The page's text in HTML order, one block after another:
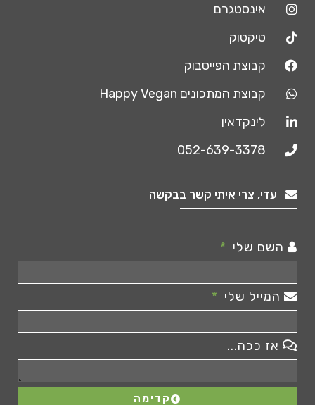
אינסטגרם
טיקטוק
קבוצת הפייסבוק
קבוצת המתכונים Happy Vegan
לינקדאין
052-639-3378
עדי, צרי איתי קשר בבקשה
השם שלי
המייל שלי
אז ככה...
קדימה